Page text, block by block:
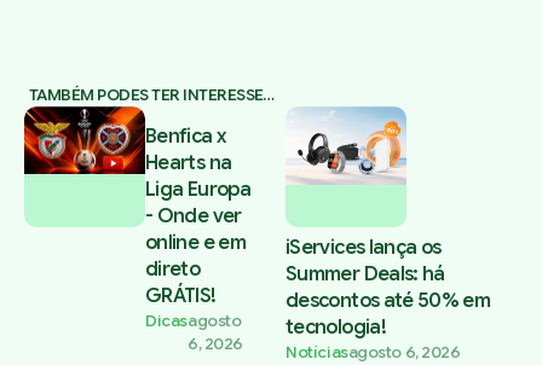
TAMBÉM PODES TER INTERESSE…
Benfica x
Hearts na
Liga Europa
- Onde ver
online e em
direto
GRÁTIS!
Dicasagosto
6, 2026
iServices lança os
Summer Deals: há
descontos até 50% em
tecnologia!
Notíciasagosto 6, 2026